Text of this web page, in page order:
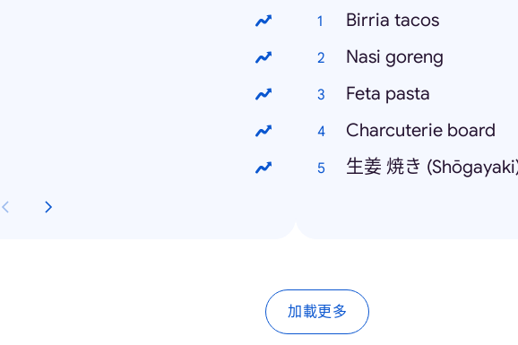
Birria tacos
Nasi goreng
Feta pasta
Charcuterie board
生姜 焼き
加載更多